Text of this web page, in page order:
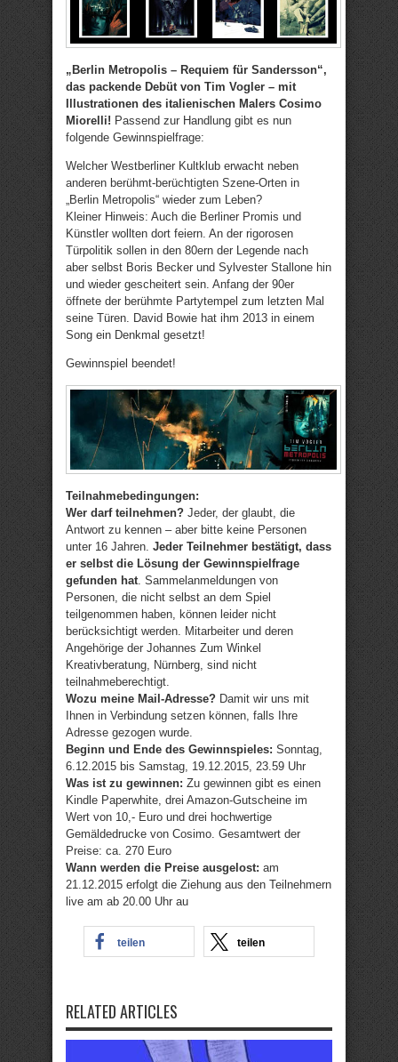
„Berlin Metropolis – Requiem für Sandersson“,
das packende Debüt von Tim Vogler – mit
Illustrationen des italienischen Malers Cosimo
Miorelli! Passend zur Handlung gibt es nun
folgende Gewinnspielfrage:
Welcher Westberliner Kultklub erwacht neben
anderen berühmt-berüchtigten Szene-Orten in
„Berlin Metropolis“ wieder zum Leben?
Kleiner Hinweis: Auch die Berliner Promis und
Künstler wollten dort feiern. An der rigorosen
Türpolitik sollen in den 80ern der Legende nach
aber selbst Boris Becker und Sylvester Stallone hin
und wieder gescheitert sein. Anfang der 90er
öffnete der berühmte Partytempel zum letzten Mal
seine Türen. David Bowie hat ihm 2013 in einem
Song ein Denkmal gesetzt!
Gewinnspiel beendet!
Teilnahmebedingungen:
Wer darf teilnehmen? Jeder, der glaubt, die
Antwort zu kennen – aber bitte keine Personen
unter 16 Jahren. Jeder Teilnehmer bestätigt, dass
er selbst die Lösung der Gewinnspielfrage
gefunden hat . Sammelanmeldungen von
Personen, die nicht selbst an dem Spiel
teilgenommen haben, können leider nicht
berücksichtigt werden. Mitarbeiter und deren
Angehörige der Johannes Zum Winkel
Kreativberatung, Nürnberg, sind nicht
teilnahmeberechtigt.
Wozu meine Mail-Adresse? Damit wir uns mit
Ihnen in Verbindung setzen können, falls Ihre
Adresse gezogen wurde.
Beginn und Ende des Gewinnspieles: Sonntag,
6.12.2015 bis Samstag, 19.12.2015, 23.59 Uhr
Was ist zu gewinnen: Zu gewinnen gibt es einen
Kindle Paperwhite, drei Amazon-Gutscheine im
Wert von 10,- Euro und drei hochwertige
Gemäldedrucke von Cosimo. Gesamtwert der
Preise: ca. 270 Euro
Wann werden die Preise ausgelost: am
21.12.2015 erfolgt die Ziehung aus den Teilnehmern
live am ab 20.00 Uhr au
teilen teilen
RELATED ARTICLES